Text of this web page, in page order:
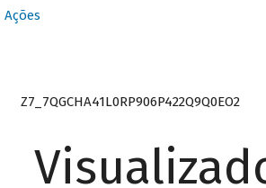
Ações
Z7_7QGCHA41L0RP906P422Q9Q0EO2